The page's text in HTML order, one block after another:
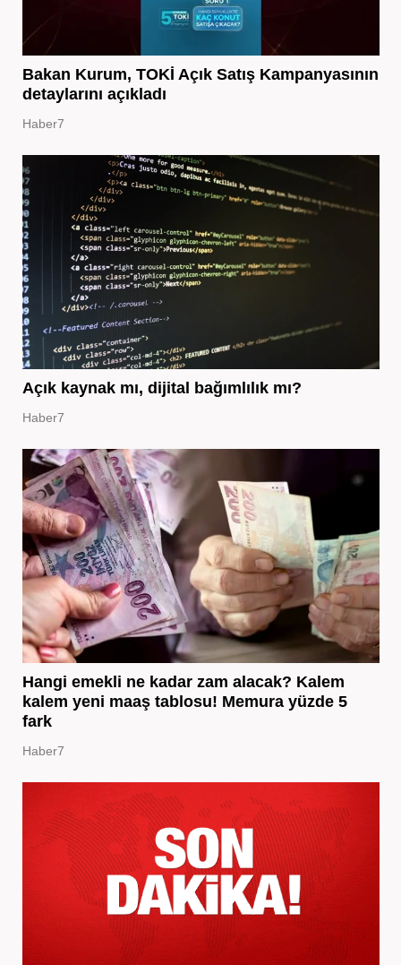
Bakan Kurum, TOKİ Açık Satış Kampanyasının
detaylarını açıkladı
Haber7
Açık kaynak mı, dijital bağımlılık mı?
Haber7
Hangi emekli ne kadar zam alacak? Kalem
kalem yeni maaş tablosu! Memura yüzde 5
fark
Haber7